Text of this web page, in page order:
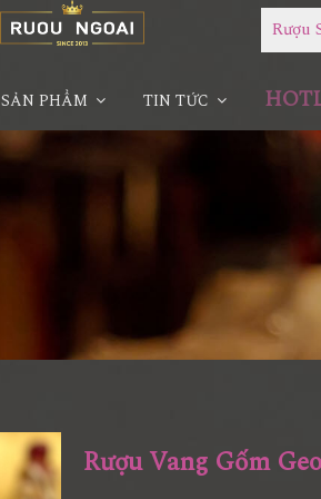
Rượu
SẢN PHẨM TIN TỨC
Rượu Vang Gốm